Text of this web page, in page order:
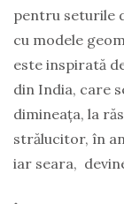
pentru seturile
cu modele
este inspirată
din India, care
dimineața, la
strălucitor, în
iar seara,